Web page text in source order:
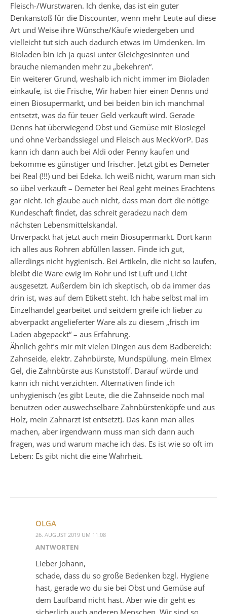
Fleisch-/Wurstwaren. Ich denke, das ist ein guter
Denkanstoß für die Discounter, wenn mehr Leute auf diese
Art und Weise ihre Wünsche/Käufe wiedergeben und
vielleicht tut sich auch dadurch etwas im Umdenken. Im
Bioladen bin ich ja quasi unter Gleichgesinnten und
brauche niemanden mehr zu „bekehren“.
Ein weiterer Grund, weshalb ich nicht immer im Bioladen
einkaufe, ist die Frische, Wir haben hier einen Denns und
einen Biosupermarkt, und bei beiden bin ich manchmal
entsetzt, was da für teuer Geld verkauft wird. Gerade
Denns hat überwiegend Obst und Gemüse mit Biosiegel
und ohne Verbandssiegel und Fleisch aus MeckVorP. Das
kann ich dann auch bei Aldi oder Penny kaufen und
bekomme es günstiger und frischer. Jetzt gibt es Demeter
bei Real (!!!) und bei Edeka. Ich weiß nicht, warum man sich
so übel verkauft – Demeter bei Real geht meines Erachtens
gar nicht. Ich glaube auch nicht, dass man dort die nötige
Kundeschaft findet, das schreit geradezu nach dem
nächsten Lebensmittelskandal.
Unverpackt hat jetzt auch mein Biosupermarkt. Dort kann
ich alles aus Rohren abfüllen lassen. Finde ich gut,
allerdings nicht hygienisch. Bei Artikeln, die nicht so laufen,
bleibt die Ware ewig im Rohr und ist Luft und Licht
ausgesetzt. Außerdem bin ich skeptisch, ob da immer das
drin ist, was auf dem Etikett steht. Ich habe selbst mal im
Einzelhandel gearbeitet und seitdem greife ich lieber zu
abverpackt angelieferter Ware als zu diesem „frisch im
Laden abgepackt“ – aus Erfahrung.
Ähnlich geht’s mir mit vielen Dingen aus dem Badbereich:
Zahnseide, elektr. Zahnbürste, Mundspülung, mein Elmex
Gel, die Zahnbürste aus Kunststoff. Darauf würde und
kann ich nicht verzichten. Alternativen finde ich
unhygienisch (es gibt Leute, die die Zahnseide noch mal
benutzen oder auswechselbare Zahnbürstenköpfe und aus
Holz, mein Zahnarzt ist entsetzt). Das kann man alles
machen, aber irgendwann muss man sich dann auch
fragen, was und warum mache ich das. Es ist wie so oft im
Leben: Es gibt nicht die eine Wahrheit.
OLGA
26. AUGUST 2019 UM 11:08
ANTWORTEN
Lieber Johann,
schade, dass du so große Bedenken bzgl. Hygiene
hast, gerade wo du sie bei Obst und Gemüse auf
dem Laufband nicht hast. Aber wie dir geht es
sicherlich auch anderen Menschen. Wir sind so